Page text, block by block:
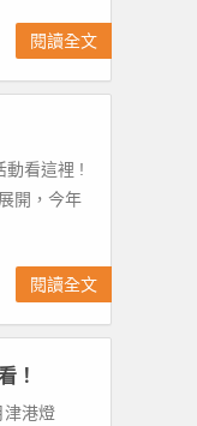
閱讀全文
動看這裡 !
開，今年
閱讀全文
！
津港燈